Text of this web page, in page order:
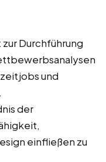
Durchführung
und
der
einfließen zu